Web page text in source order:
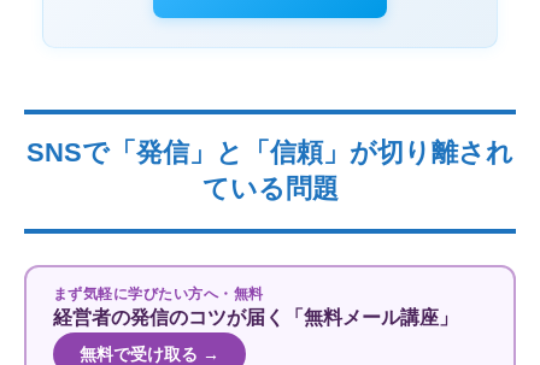
SNSで「発信」と「信頼」が切り離され
ている問題
まず気軽に学びたい方へ・無料
経営者の発信のコツが届く「無料メール講座」
無料で受け取る →